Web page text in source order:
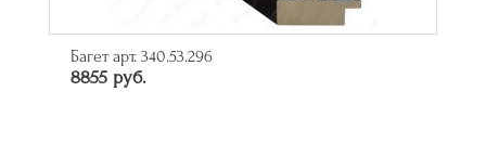
Багет арт. 340.53.296
8855 руб.